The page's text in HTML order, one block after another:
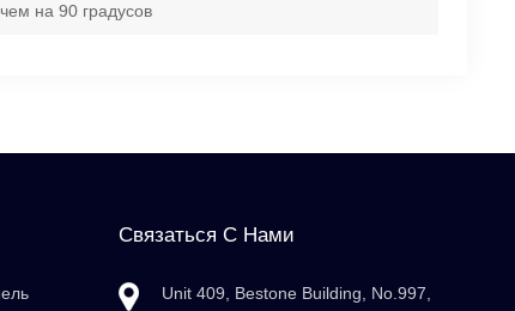
на 90 градусов
Связаться С Нами
Unit 409, Bestone Building, No.997,